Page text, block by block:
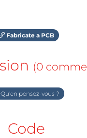
Fabricate a PCB
(0
Qu'en pensez-vous ?
Code